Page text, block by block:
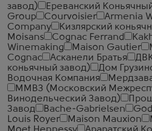
завод)
Ереванский
Group
Courvoisier Armenia
Company
Кизлярский
Moisans
Cognac Ferrand
Winemaking
Maison Gautier
Cognac
Асканели Братья
коньячный завод)
Дом
Водочная Компания
ММВЗ (Московский
Винодельческий Завод)
Завод
Bache-Gabrielsen
Louis Royer
Maison Mauxion